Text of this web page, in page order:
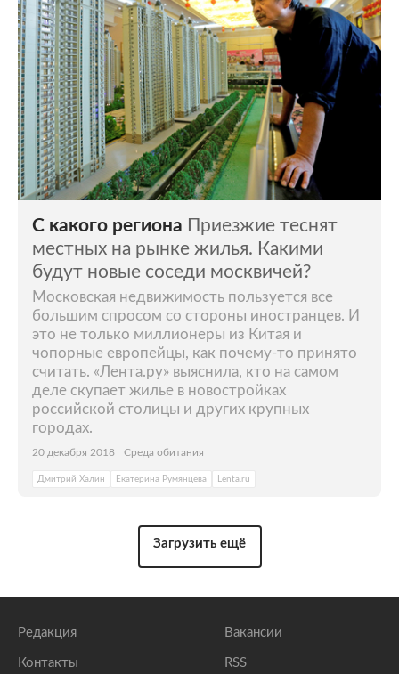
С какого региона Приезжие теснят
местных на рынке жилья. Какими
будут новые соседи москвичей?
Московская недвижимость пользуется все
большим спросом со стороны иностранцев. И
это не только миллионеры из Китая и
чопорные европейцы, как почему-то принято
считать. «Лента.ру» выяснила, кто на самом
деле скупает жилье в новостройках
российской столицы и других крупных
городах.
20 декабря 2018 Среда обитания
Дмитрий Халин Екатерина Румянцева Lenta.ru
Загрузить ещё
Редакция
Контакты
Вакансии
RSS